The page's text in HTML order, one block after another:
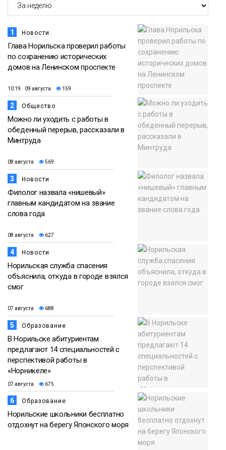
1 Новости
Глава Норильска проверил работы
по сохранению исторических
домов на Ленинском проспекте
10:19 09 августа 159
2 Общество
Можно ли уходить с работы в
обеденный перерыв, рассказали в
Минтруда
08 августа 569
3 Новости
Филолог назвала «нишевый»
главным кандидатом на звание
слова года
08 августа 627
4 Новости
Норильская служба спасения
объяснила, откуда в городе взялся
смог
07 августа 688
5 Образование
В Норильске абитуриентам
предлагают 14 специальностей с
перспективой работы в
«Норникеле»
07 августа 675
6 Образование
Норильские школьники бесплатно
отдохнут на берегу Японского моря